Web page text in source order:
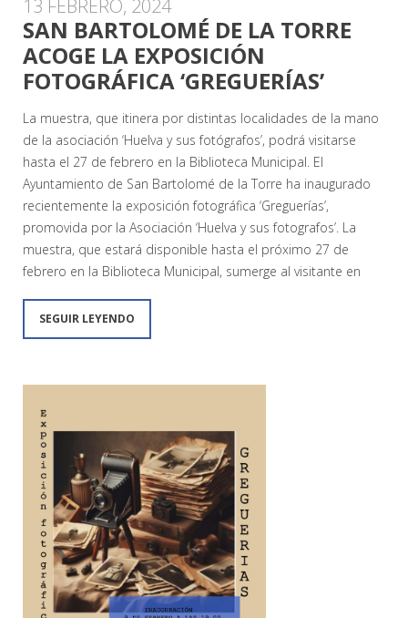
13 FEBRERO, 2024
SAN BARTOLOMÉ DE LA TORRE
ACOGE LA EXPOSICIÓN
FOTOGRÁFICA ‘GREGUERÍAS’
La muestra, que itinera por distintas localidades de la mano
de la asociación ‘Huelva y sus fotógrafos’, podrá visitarse
hasta el 27 de febrero en la Biblioteca Municipal. El
Ayuntamiento de San Bartolomé de la Torre ha inaugurado
recientemente la exposición fotográfica ‘Greguerías’,
promovida por la Asociación ‘Huelva y sus fotografos’. La
muestra, que estará disponible hasta el próximo 27 de
febrero en la Biblioteca Municipal, sumerge al visitante en
SEGUIR LEYENDO